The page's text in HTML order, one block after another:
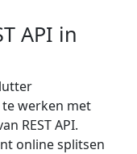
API in
werken met
REST API.
online splitsen